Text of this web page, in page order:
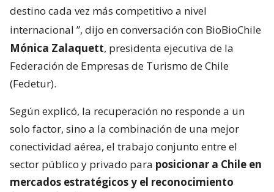
destino cada vez más competitivo a nivel
internacional ”, dijo en conversación con BioBioChile
Mónica Zalaquett, presidenta ejecutiva de la
Federación de Empresas de Turismo de Chile
(Fedetur).
Según explicó, la recuperación no responde a un
solo factor, sino a la combinación de una mejor
conectividad aérea, el trabajo conjunto entre el
sector público y privado para posicionar a Chile en
mercados estratégicos y el reconocimiento